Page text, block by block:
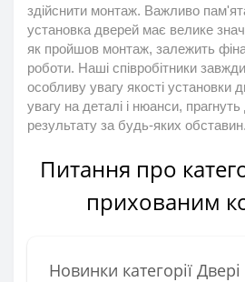
здійснити монтаж. Важливо
установка дверей має велике
як пройшов монтаж, залежить
роботи. Наші співробітники
особливу увагу якості установки
увагу на деталі і нюанси,
результату за будь-яких обставин.
Питання про
прихованим
Новинки категорії Двері